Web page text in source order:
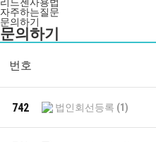
자주하는질문
문의하기
문의하기
번호
742 법인회선등록 (1)